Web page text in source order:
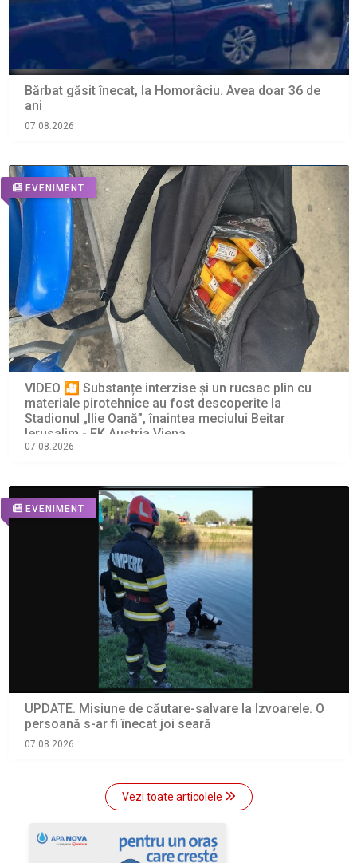
Bărbat găsit înecat, la Homorâciu. Avea doar 36 de
ani
07.08.2026
EVENIMENT
VIDEO 🎦 Substanțe interzise și un rucsac plin cu
materiale pirotehnice au fost descoperite la
Stadionul „Ilie Oană”, înaintea meciului Beitar
Ierusalim - FK Austria Viena
07.08.2026
EVENIMENT
UPDATE. Misiune de căutare-salvare la Izvoarele. O
persoană s-ar fi înecat joi seară
07.08.2026
Vezi toate articolele